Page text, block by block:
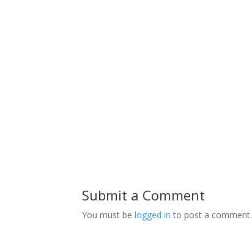
Submit a Comment
You must belogged in to post a comment.